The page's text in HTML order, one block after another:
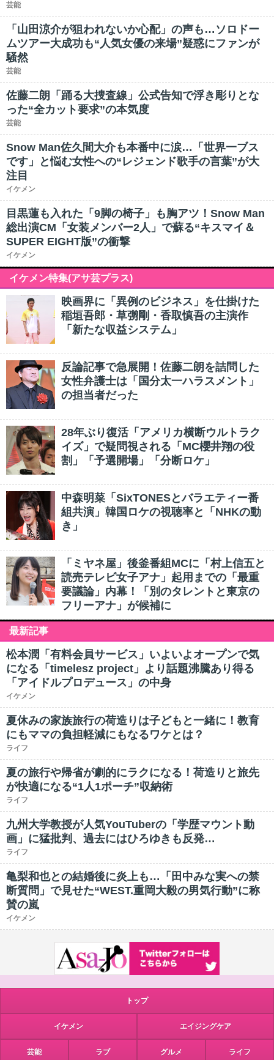
芸能
「山田涼介が狙われないか心配」の声も…ソロドー
ムツアー大成功も“人気女優の来場”疑惑にファンが
騒然
芸能
佐藤二朗「踊る大捜査線」公式告知で浮き彫りとな
った“全カット要求”の本気度
芸能
Snow Man佐久間大介も本番中に涙…「世界一ブス
です」と悩む女性への“レジェンド歌手の言葉”が大
注目
イケメン
目黒蓮も入れた「9脚の椅子」も胸アツ！Snow Man
総出演CM「女装メンバー2人」で蘇る“キスマイ＆
SUPER EIGHT版”の衝撃
イケメン
イケメン特集(アサ芸プラス)
映画界に「異例のビジネス」を仕掛けた
稲垣吾郎・草彅剛・香取慎吾の主演作
「新たな収益システム」
反論記事で急展開！佐藤二朗を詰問した
女性弁護士は「国分太一ハラスメント」
の担当者だった
28年ぶり復活「アメリカ横断ウルトラク
イズ」で疑問視される「MC櫻井翔の役
割」「予選開場」「分断ロケ」
中森明菜「SixTONESとバラエティー番
組共演」韓国ロケの視聴率と「NHKの動
き」
「ミヤネ屋」後釜番組MCに「村上信五と
読売テレビ女子アナ」起用までの「最重
要議論」内幕！「別のタレントと東京の
フリーアナ」が候補に
最新記事
松本潤「有料会員サービス」いよいよオープンで気
になる「timelesz project」より話題沸騰あり得る
「アイドルプロデュース」の中身
イケメン
夏休みの家族旅行の荷造りは子どもと一緒に！教育
にもママの負担軽減にもなるワケとは？
ライフ
夏の旅行や帰省が劇的にラクになる！荷造りと旅先
が快適になる“1人1ポーチ”収納術
ライフ
九州大学教授が人気YouTuberの「学歴マウント動
画」に猛批判、過去にはひろゆきも反発…
ライフ
亀梨和也との結婚後に炎上も…「田中みな実への禁
断質問」で見せた“WEST.重岡大毅の男気行動”に称
賛の嵐
イケメン
トップ
イケメン エイジングケア
芸能 ラブ グルメ ライフ